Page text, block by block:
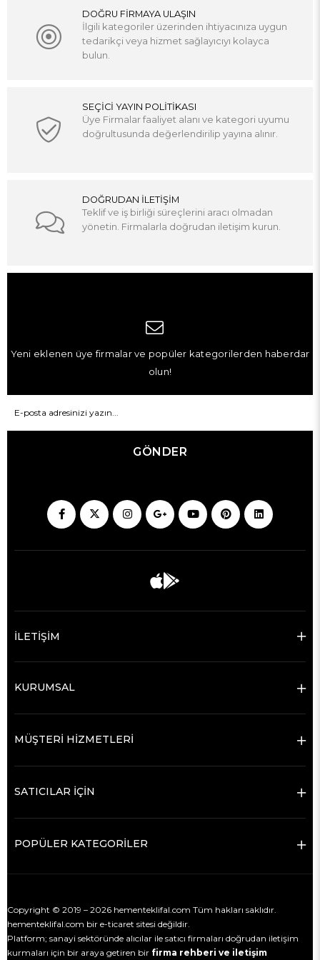
DOĞRU FİRMAYA ULAŞIN
İlgili kategoriler üzerinden ihtiyacınıza uygun
tedarikçi veya hizmet sağlayıcıyı kolayca
bulun.
SEÇİCİ YAYIN POLİTİKASI
Üye Firmalar faaliyet alanı ve kategori uyumu
doğrultusunda değerlendirilip yayına alınır.
DOĞRUDAN İLETİŞİM
Teklif ve iş birliği süreçlerini aracı olmadan
yönetin. Firmalarla doğrudan iletişim kurun.
Yeni eklenen üye firmalar ve popüler kategorilerden haberdar
olun!
GÖNDER
İLETİŞİM
KURUMSAL
MÜŞTERİ HİZMETLERİ
SATICILAR İÇİN
POPÜLER KATEGORİLER
Copyright © 2019 – 2026 hementeklifal.com Tüm hakları saklıdır.
hementeklifal.com bir e-ticaret sitesi değildir.
Platform; sanayi sektöründe alıcılar ile satıcı firmaları doğrudan iletişim
kurmaları için bir araya getiren bir firma rehberi ve iletişim